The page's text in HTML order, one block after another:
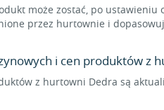
może zostać, po
przez hurtownie i
i cen produktów z
z hurtowni Dedra są